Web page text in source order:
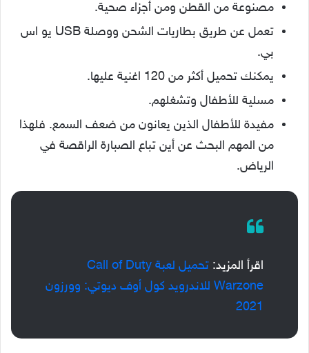
مصنوعة من القطن ومن أجزاء صحية.
تعمل عن طريق بطاريات الشحن ووصلة USB يو اس
بي.
يمكنك تحميل أكثر من 120 اغنية عليها.
مسلية للأطفال وتشغلهم.
مفيدة للأطفال الذين يعانون من ضعف السمع. فلهذا
من المهم البحث عن أين تباع الصبارة الراقصة في
الرياض.
اقرأ المزيد:
تحميل لعبة Call of Duty
Warzone للاندرويد كول أوف ديوتي: وورزون
2021